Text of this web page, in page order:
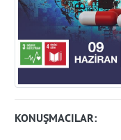
KONUŞMACILAR: